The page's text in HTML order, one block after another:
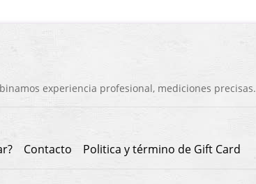
experiencia profesional, mediciones precisas.
Contacto Politica y término de Gift Card